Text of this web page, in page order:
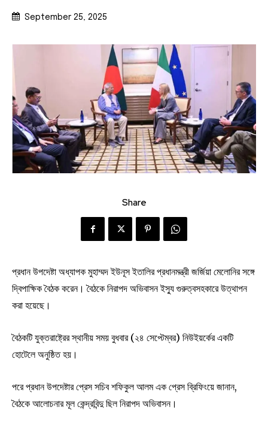
September 25, 2025
Share
প্রধান উপদেষ্টা অধ্যাপক মুহাম্মদ ইউনূস ইতালির প্রধানমন্ত্রী জর্জিয়া মেলোনির সঙ্গে
দ্বিপাক্ষিক বৈঠক করেন। বৈঠকে নিরাপদ অভিবাসন ইস্যু গুরুত্বসহকারে উত্থাপন
করা হয়েছে।
বৈঠকটি যুক্তরাষ্ট্রের স্থানীয় সময় বুধবার (২৪ সেপ্টেম্বর) নিউইয়র্কের একটি
হোটেলে অনুষ্ঠিত হয়।
পরে প্রধান উপদেষ্টার প্রেস সচিব শফিকুল আলম এক প্রেস ব্রিফিংয়ে জানান,
বৈঠকে আলোচনার মূল কেন্দ্রবিন্দু ছিল নিরাপদ অভিবাসন।